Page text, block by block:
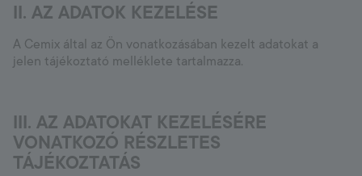
II. AZ ADATOK KEZELÉSE
A Cemix által az Ön vonatkozásában kezelt adatokat a
jelen tájékoztató melléklete tartalmazza.
III. AZ ADATOKAT KEZELÉSÉRE
VONATKOZÓ RÉSZLETES
TÁJÉKOZTATÁS